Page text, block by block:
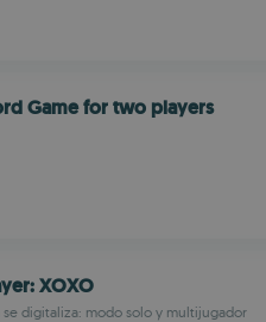
Game for two players
XOXO
se digitaliza: modo solo y multijugador